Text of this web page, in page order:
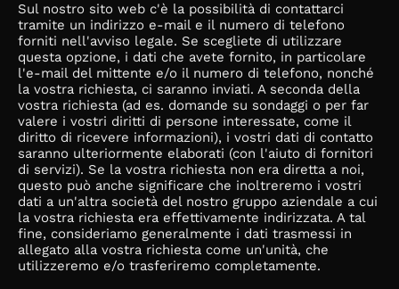
Sul nostro sito web c'è la possibilità di contattarci
tramite un indirizzo e-mail e il numero di telefono
forniti nell'avviso legale. Se scegliete di utilizzare
questa opzione, i dati che avete fornito, in particolare
l'e-mail del mittente e/o il numero di telefono, nonché
la vostra richiesta, ci saranno inviati. A seconda della
vostra richiesta (ad es. domande su sondaggi o per far
valere i vostri diritti di persone interessate, come il
diritto di ricevere informazioni), i vostri dati di contatto
saranno ulteriormente elaborati (con l'aiuto di fornitori
di servizi). Se la vostra richiesta non era diretta a noi,
questo può anche significare che inoltreremo i vostri
dati a un'altra società del nostro gruppo aziendale a cui
la vostra richiesta era effettivamente indirizzata. A tal
fine, consideriamo generalmente i dati trasmessi in
allegato alla vostra richiesta come un'unità, che
utilizzeremo e/o trasferiremo completamente.